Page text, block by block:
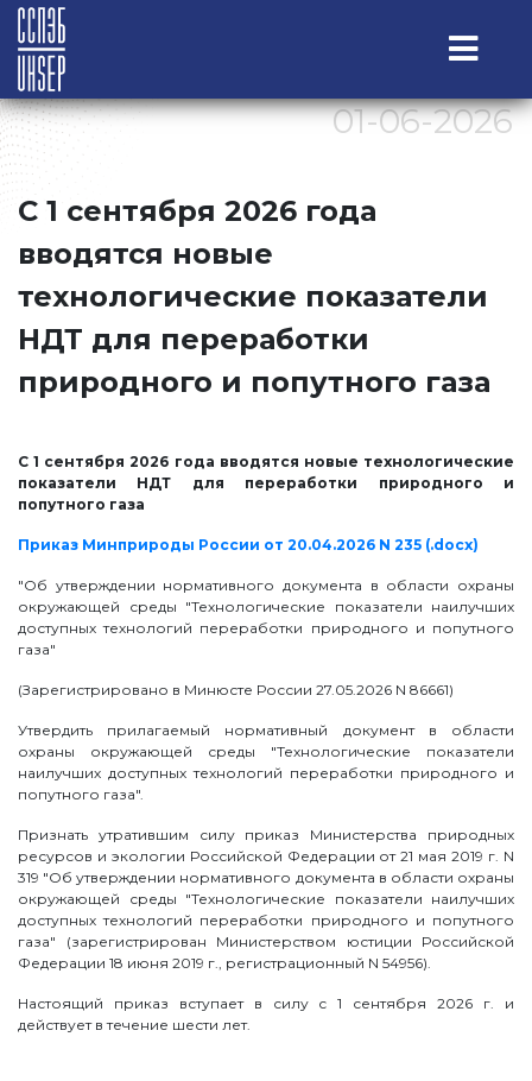
01-06-2026
С 1 сентября 2026 года
вводятся новые
технологические показатели
НДТ для переработки
природного и попутного газа
С 1 сентября 2026 года вводятся новые технологические
показатели НДТ для переработки природного и
попутного газа
Приказ Минприроды России от 20.04.2026 N 235 (.docx)
"Об утверждении нормативного документа в области охраны
окружающей среды "Технологические показатели наилучших
доступных технологий переработки природного и попутного
газа"
(Зарегистрировано в Минюсте России 27.05.2026 N 86661)
Утвердить прилагаемый нормативный документ в области
охраны окружающей среды "Технологические показатели
наилучших доступных технологий переработки природного и
попутного газа".
Признать утратившим силу приказ Министерства природных
ресурсов и экологии Российской Федерации от 21 мая 2019 г. N
319 "Об утверждении нормативного документа в области охраны
окружающей среды "Технологические показатели наилучших
доступных технологий переработки природного и попутного
газа" (зарегистрирован Министерством юстиции Российской
Федерации 18 июня 2019 г., регистрационный N 54956).
Настоящий приказ вступает в силу с 1 сентября 2026 г. и
действует в течение шести лет.